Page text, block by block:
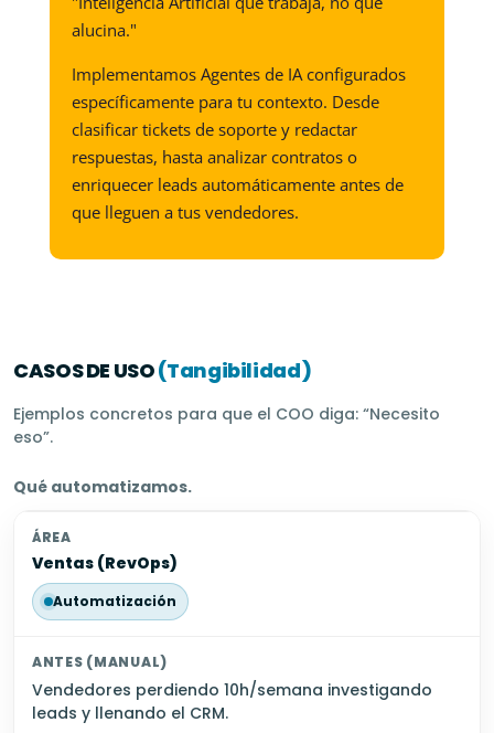
alucina."
Implementamos Agentes de IA configurados
específicamente para tu contexto. Desde
clasificar tickets de soporte y redactar
respuestas, hasta analizar contratos o
enriquecer leads automáticamente antes de
que lleguen a tus vendedores.
CASOS DE USO(Tangibilidad)
Ejemplos concretos para que el COO diga: “Necesito
eso”.
Qué automatizamos.
Ventas (RevOps)
Automatización
Vendedores perdiendo 10h/semana investigando
leads y llenando el CRM.